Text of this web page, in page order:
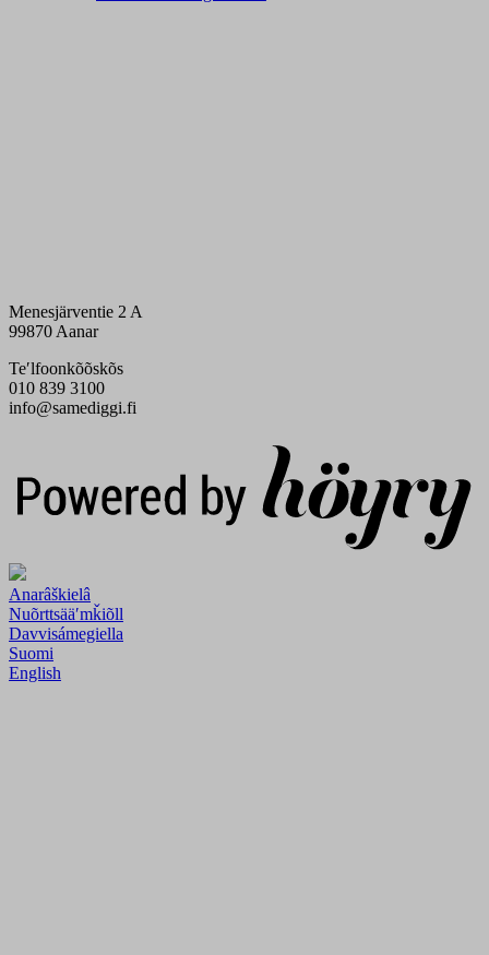
Menesjärventie 2 A
99870 Aanar
Teʹlfoonkõõskõs
010 839 3100
info@samediggi.fi
Anarâškielâ
Nuõrttsääʹmǩiõll
Davvisámegiella
Suomi
English